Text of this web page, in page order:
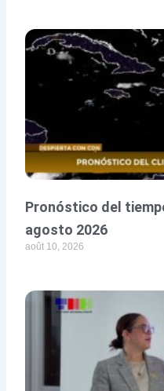
Pronóstico del
agosto 2026
août 10, 2026